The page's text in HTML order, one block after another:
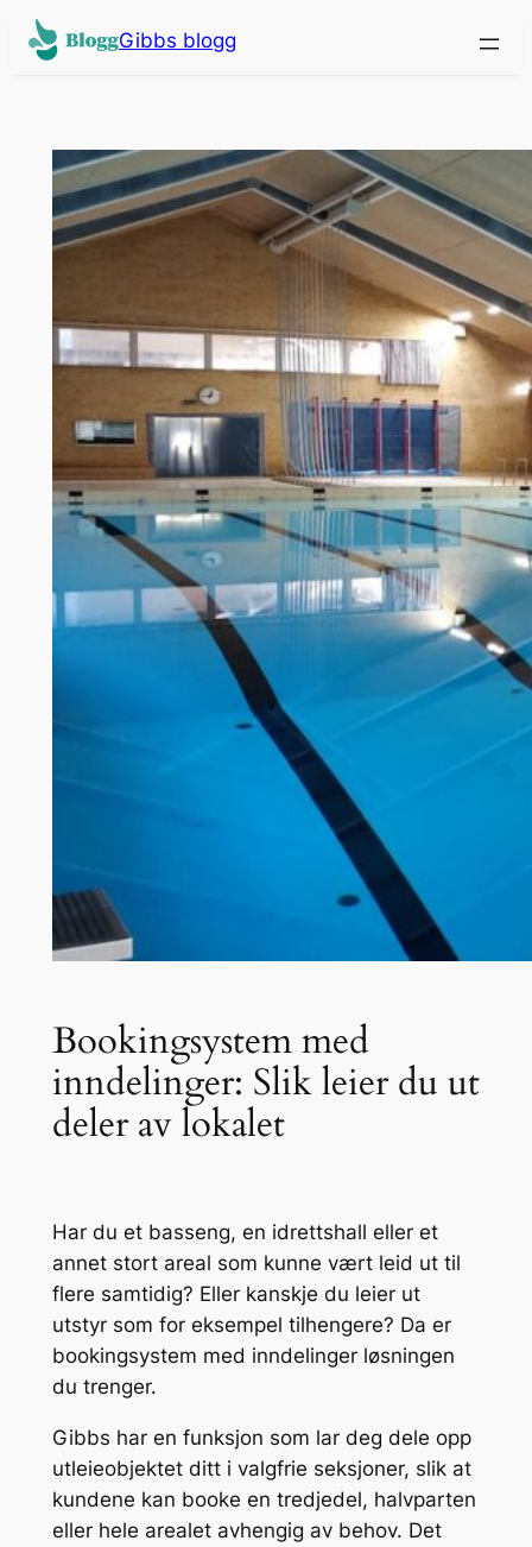
Hopp
Gibbs blogg
Bookingsystem med
inndelinger: Slik leier du ut
deler av lokalet
Har du et basseng, en idrettshall eller et
annet stort areal som kunne vært leid ut til
flere samtidig? Eller kanskje du leier ut
utstyr som for eksempel tilhengere? Da er
bookingsystem med inndelinger løsningen
du trenger.
Gibbs har en funksjon som lar deg dele opp
utleieobjektet ditt i valgfrie seksjoner, slik at
kundene kan booke en tredjedel, halvparten
eller hele arealet avhengig av behov. Det